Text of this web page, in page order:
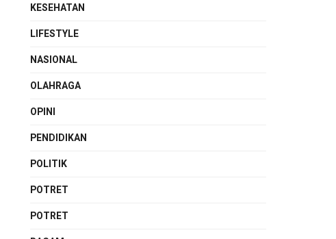
KESEHATAN
LIFESTYLE
NASIONAL
OLAHRAGA
OPINI
PENDIDIKAN
POLITIK
POTRET
POTRET